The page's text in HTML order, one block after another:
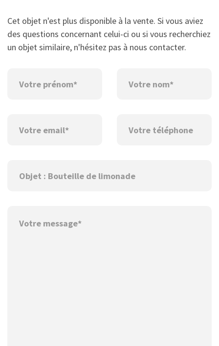
Cet objet n'est plus disponible à la vente. Si vous aviez
des questions concernant celui-ci ou si vous recherchiez
un objet similaire, n'hésitez pas à nous contacter.